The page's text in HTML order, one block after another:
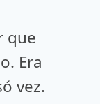
que
Era
vez.